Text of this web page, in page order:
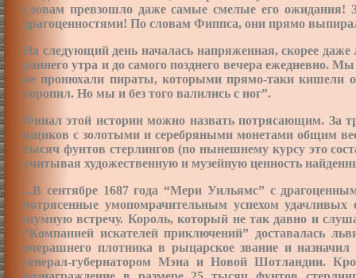
словам превзошло даже самые смелые его ожидания!
драгоценностями! По словам Фиппса, они прямо
На следующий день началась напряженная, скорее
раннего утра и до самого позднего вечера ежедневно.
не пронюхали пираты, которыми прямо-таки кишели
торопил. Но мы и без того валились с ног”.
Финал этой истории можно назвать потрясающим. За
ящиков с золотыми и серебряными монетами общим
тысяч фунтов стерлингов (по нынешнему курсу это
учитывая художественную и музейную ценность
...В сентябре 1687 года “Мери Уильямс” с
потрясенные умопомрачительным успехом
шумную встречу. Король, который не так давно и
“Компанией искателей приключений” доставалась
вчерашнего плотника в рыцарское звание и назначил
генерал-губернатором Мэна и Новой Шотландии.